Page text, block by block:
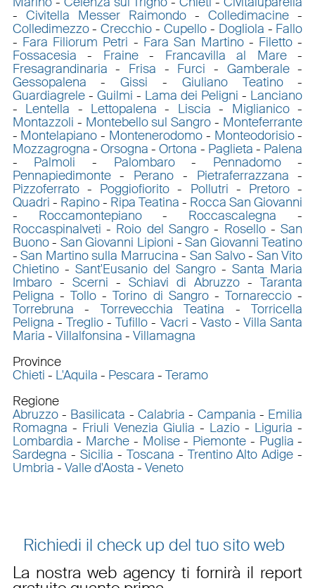
- Civitella Messer Raimondo -Colledimacine -
Colledimezzo-Crecchio - Cupello- Dogliola - Fallo
- Fara Filiorum Petri - Fara San Martino- Filetto -
Fossacesia - Fraine- Francavilla al Mare-
Fresagrandinaria - Frisa - Furci - Gamberale-
Gessopalena -Gissi - Giuliano Teatino-
Guardiagrele- Guilmi - Lama dei Peligni - Lanciano
- Lentella - Lettopalena - Liscia - Miglianico-
Montazzoli - Montebello sul Sangro - Monteferrante
- Montelapiano - Montenerodomo- Monteodorisio-
Mozzagrogna -Orsogna -Ortona - Paglieta - Palena
- Palmoli - Palombaro- Pennadomo-
Pennapiedimonte- Perano - Pietraferrazzana -
Pizzoferrato- Poggiofiorito - Pollutri - Pretoro -
Quadri - Rapino- Ripa Teatina - Rocca San Giovanni
- Roccamontepiano- Roccascalegna -
Roccaspinalveti - Roio del Sangro- Rosello-San
Buono- San Giovanni Lipioni -San Giovanni Teatino
-San Martino sulla Marrucina -San Salvo- San Vito
Chietino- Sant'Eusanio del Sangro -Santa Maria
Imbaro- Scerni - Schiavi di Abruzzo -Taranta
Peligna - Tollo-Torino di Sangro-Tornareccio -
Torrebruna - Torrevecchia Teatina -Torricella
Peligna - Treglio-Tufillo - Vacri - Vasto-Villa Santa
Maria - Villalfonsina - Villamagna
Province
Chieti - L'Aquila - Pescara - Teramo
Regione
Abruzzo- Basilicata - Calabria - Campania - Emilia
Romagna - Friuli Venezia Giulia - Lazio - Liguria -
Lombardia - Marche - Molise- Piemonte - Puglia -
Sardegna - Sicilia - Toscana - Trentino Alto Adige -
Umbria - Valle d'Aosta - Veneto
Richiedi il check up del tuo sito web
La nostra web agency ti fornirà il report